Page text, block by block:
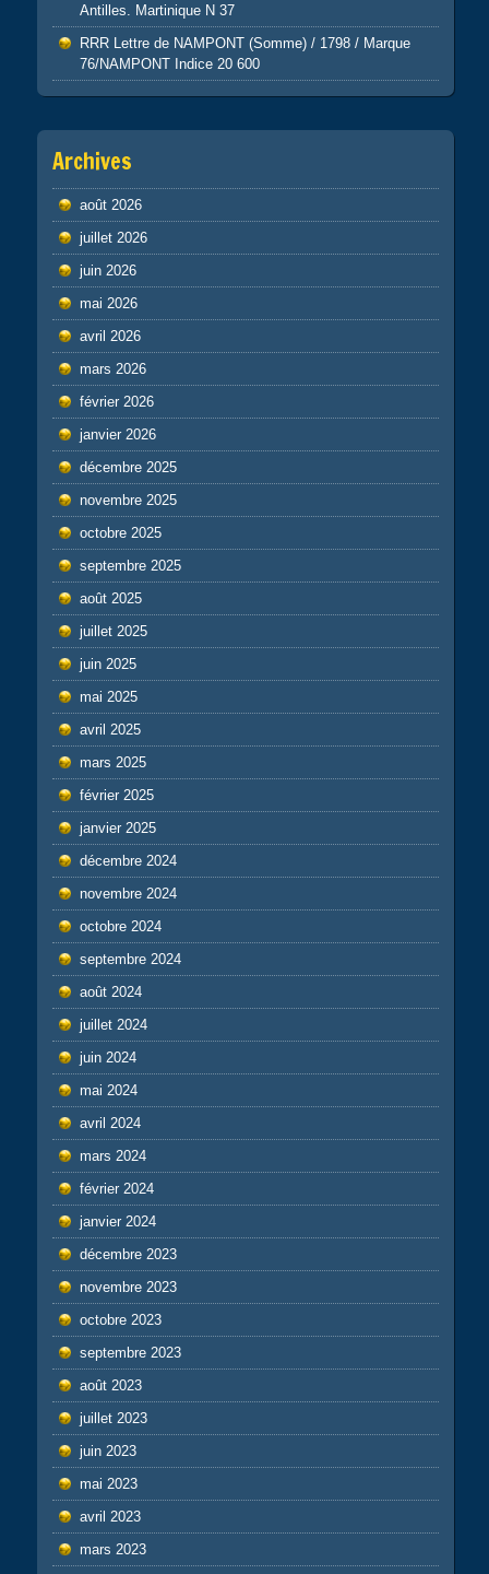
Antilles. Martinique N 37
RRR Lettre de NAMPONT (Somme) / 1798 / Marque
76/NAMPONT Indice 20 600
Archives
août 2026
juillet 2026
juin 2026
mai 2026
avril 2026
mars 2026
février 2026
janvier 2026
décembre 2025
novembre 2025
octobre 2025
septembre 2025
août 2025
juillet 2025
juin 2025
mai 2025
avril 2025
mars 2025
février 2025
janvier 2025
décembre 2024
novembre 2024
octobre 2024
septembre 2024
août 2024
juillet 2024
juin 2024
mai 2024
avril 2024
mars 2024
février 2024
janvier 2024
décembre 2023
novembre 2023
octobre 2023
septembre 2023
août 2023
juillet 2023
juin 2023
mai 2023
avril 2023
mars 2023